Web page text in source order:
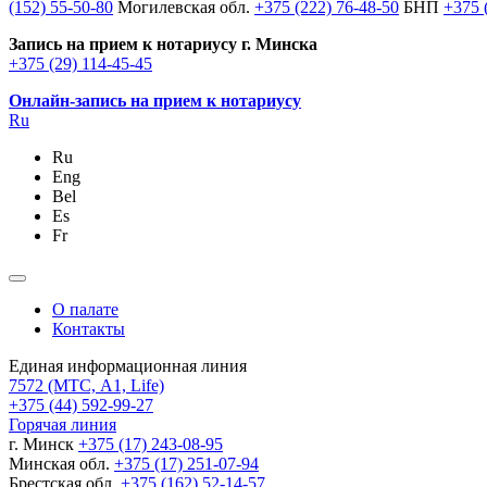
(152) 55-50-80 Могилевская обл. +375 (222) 76-48-50 БНП +375
Запись на прием к нотариусу г. Минска
+375 (29) 114-45-45
Онлайн-запись на прием к нотариусу
Ru
Ru
Eng
Bel
Es
Fr
О палате
Контакты
Единая информационная линия
7572 (МТС, A1, Life)
+375 (44) 592-99-27
Горячая линия
г. Минск +375 (17) 243-08-95
Минская обл. +375 (17) 251-07-94
Брестская обл. +375 (162) 52-14-57